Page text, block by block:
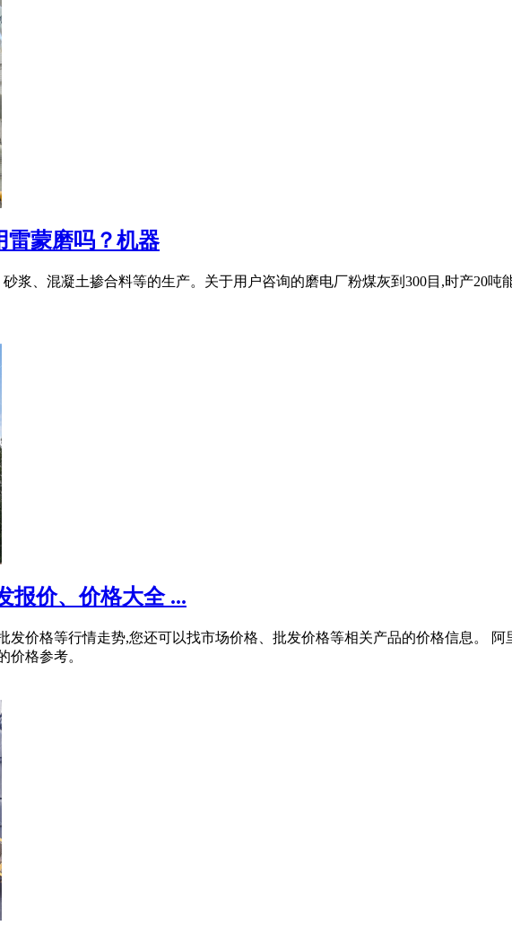
雷蒙磨吗？机器
浆、混凝土掺合料等的生产。关于用户咨询的磨电厂粉煤灰到300目,时产20
报价、价格大全 ...
发价格等行情走势,您还可以找市场价格、批发价格等相关产品的价格信息。
价格参考。